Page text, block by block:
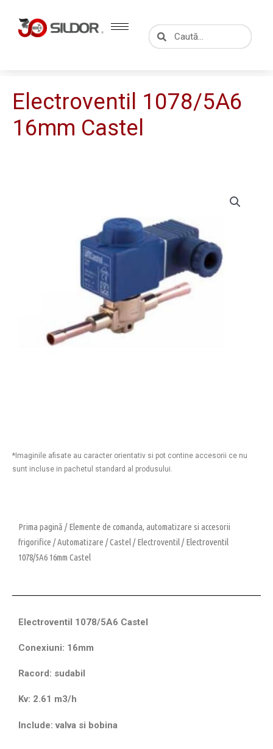
content
CautăCaută
Electroventil 1078/5A6
16mm Castel
*Imaginile afisate au caracter orientativ si pot contine accesorii ce nu
sunt incluse in pachetul standard al produsului.
Prima pagină /Elemente de comanda, automatizare si accesorii
frigorifice /Automatizare /Castel/Electroventil/ Electroventil
1078/5A6 16mm Castel
Electroventil 1078/5A6 Castel
Conexiuni: 16mm
Racord: sudabil
Kv: 2.61 m3/h
Include: valva si bobina